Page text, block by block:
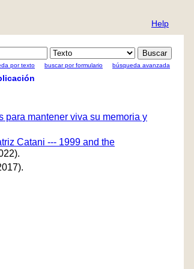
Help
por texto buscar por formulario búsqueda avanzada
para mantener viva su memoria y
Catani --- 1999 and the